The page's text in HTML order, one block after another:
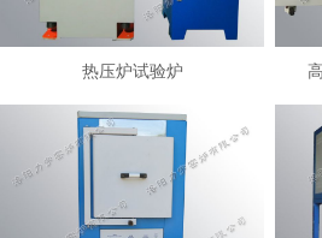
热压炉试验炉